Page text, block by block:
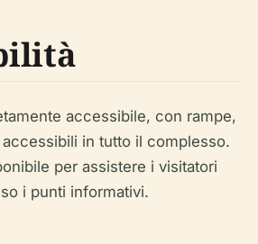
accessibile, con rampe,
in tutto il complesso.
per assistere i visitatori
i punti informativi.